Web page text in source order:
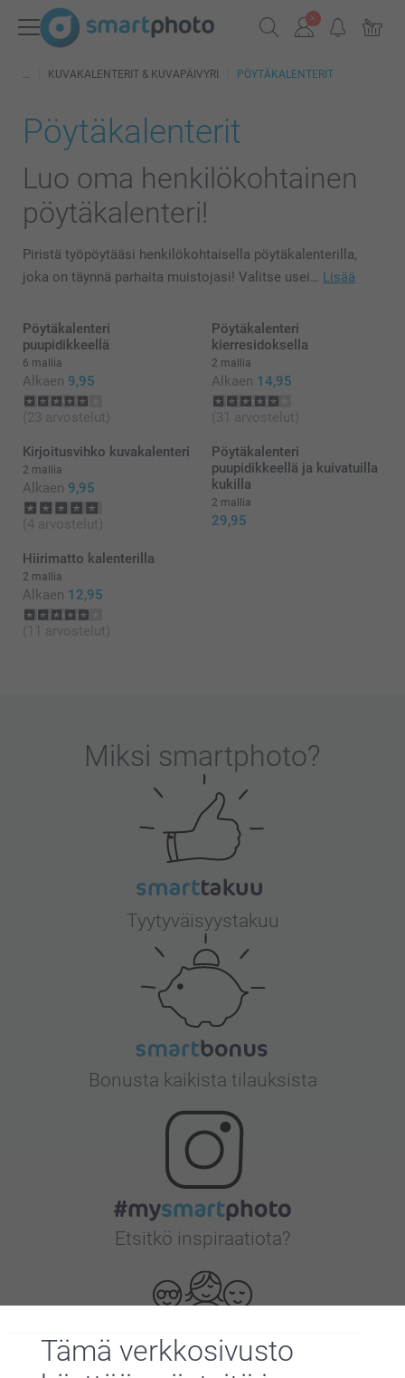
Tämä verkkosivusto
KUVAKALENTERIT & KUVAPÄIVYRI PÖYTÄKALENTERIT
Pöytäkalenterit
Luo oma henkilökohtainen
pöytäkalenteri!
Piristä työpöytääsi henkilökohtaisella pöytäkalenterilla,
joka on täynnä parhaita muistojasi! Valitse usei… Lisää
Pöytäkalenteri
puupidikkeellä
6 mallia
Alkaen 9,95
(23 arvostelut)
Pöytäkalenteri
kierresidoksella
2 mallia
Alkaen 14,95
(31 arvostelut)
Kirjoitusvihko kuvakalenteri
2 mallia
Alkaen 9,95
(4 arvostelut)
Pöytäkalenteri
puupidikkeellä ja kuivatuilla
kukilla
2 mallia
29,95
Hiirimatto kalenterilla
2 mallia
Alkaen 12,95
(11 arvostelut)
Miksi smartphoto?
Tyytyväisyystakuu
Bonusta kaikista tilauksista
Etsitkö inspiraatiota?